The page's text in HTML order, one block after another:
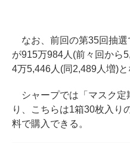
なお、前回の第35回抽選
が915万984人(前々回から
4万5,446人(同2,489人増)と
シャープでは「マスク定
り、こちらは1箱30枚入り
料で購入できる。